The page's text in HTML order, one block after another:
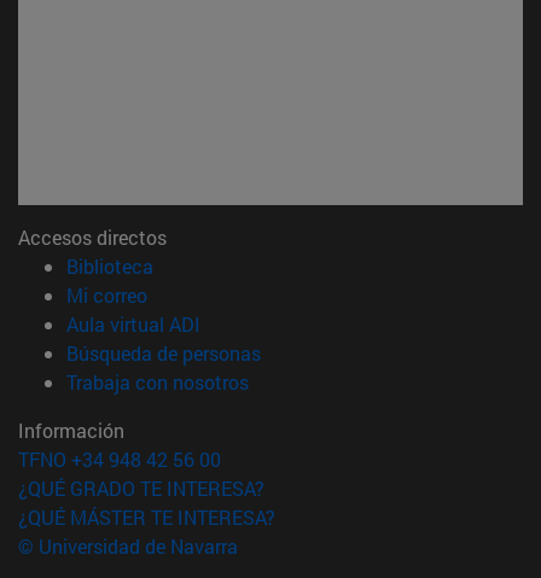
Accesos directos
Biblioteca
Mi correo(abre en nueva ventana)
Aula virtual ADI
Búsqueda de personas(abre en nueva ventana)
Trabaja con nosotros(abre en nueva ventana)
Información
TFNO +34 948 42 56 00
¿QUÉ GRADO TE INTERESA?
¿QUÉ MÁSTER TE INTERESA?
© Universidad de Navarra